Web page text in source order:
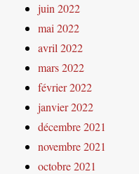
juin 2022
mai 2022
avril 2022
mars 2022
février 2022
janvier 2022
décembre 2021
novembre 2021
octobre 2021